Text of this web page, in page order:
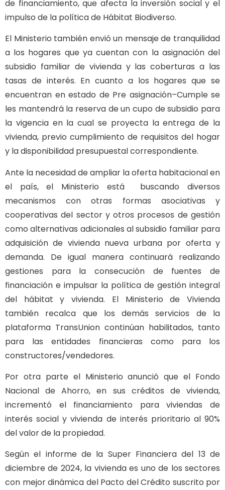
de financiamiento, que afecta la inversión social y el
impulso de la política de Hábitat Biodiverso.
El Ministerio también envió un mensaje de tranquilidad
a los hogares que ya cuentan con la asignación del
subsidio familiar de vivienda y las coberturas a las
tasas de interés. En cuanto a los hogares que se
encuentran en estado de Pre asignación–Cumple se
les mantendrá la reserva de un cupo de subsidio para
la vigencia en la cual se proyecta la entrega de la
vivienda, previo cumplimiento de requisitos del hogar
y la disponibilidad presupuestal correspondiente.
Ante la necesidad de ampliar la oferta habitacional en
el país, el Ministerio está buscando diversos
mecanismos con otras formas asociativas y
cooperativas del sector y otros procesos de gestión
como alternativas adicionales al subsidio familiar para
adquisición de vivienda nueva urbana por oferta y
demanda. De igual manera continuará realizando
gestiones para la consecución de fuentes de
financiación e impulsar la política de gestión integral
del hábitat y vivienda. El Ministerio de Vivienda
también recalca que los demás servicios de la
plataforma TransUnion continúan habilitados, tanto
para las entidades financieras como para los
constructores/vendedores.
Por otra parte el Ministerio anunció que el Fondo
Nacional de Ahorro, en sus créditos de vivienda,
incrementó el financiamiento para viviendas de
interés social y vivienda de interés prioritario al 90%
del valor de la propiedad.
Según el informe de la Super Financiera del 13 de
diciembre de 2024, la vivienda es uno de los sectores
con mejor dinámica del Pacto del Crédito suscrito por